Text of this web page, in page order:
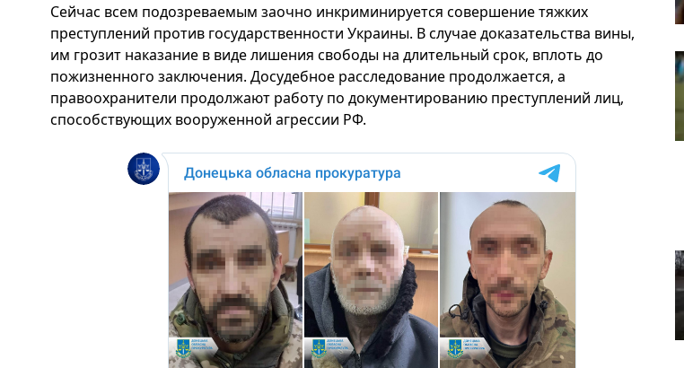
Сейчас всем подозреваемым заочно инкриминируется совершение тяжких
преступлений против государственности Украины. В случае доказательства вины,
им грозит наказание в виде лишения свободы на длительный срок, вплоть до
пожизненного заключения. Досудебное расследование продолжается, а
правоохранители продолжают работу по документированию преступлений лиц,
способствующих вооруженной агрессии РФ.